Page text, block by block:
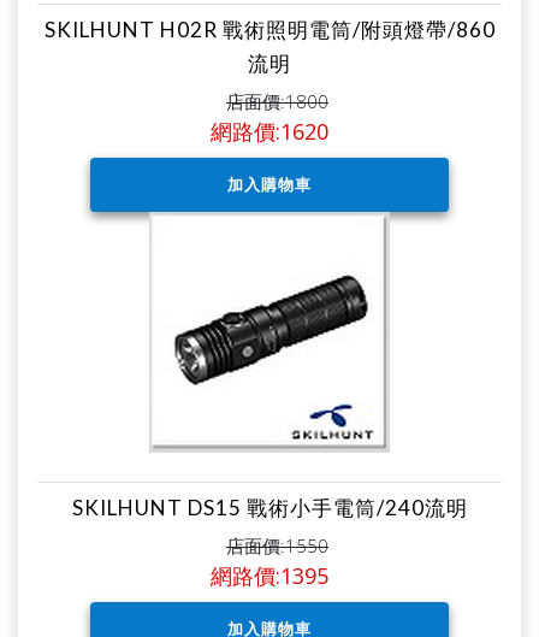
SKILHUNT H02R 戰術照明電筒/附頭燈帶/860
流明
店面價:1800
網路價:1620
SKILHUNT DS15 戰術小手電筒/240流明
店面價:1550
網路價:1395